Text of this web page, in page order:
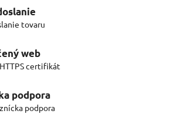
tovaru
web
certifikát
podpora
podpora